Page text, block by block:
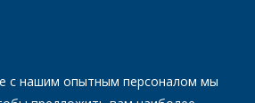
с нашим опытным персоналом мы